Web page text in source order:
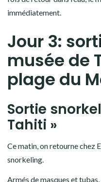
immédiatement.
Jour 3:
musée de
plage du
Sortie
Tahiti »
Ce matin, on retourne chez
snorkeling.
Armés de masques et